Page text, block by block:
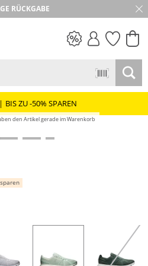
RÜCKGABE
| BIS ZU -50% SPAREN
den Artikel gerade im Warenkorb
sparen